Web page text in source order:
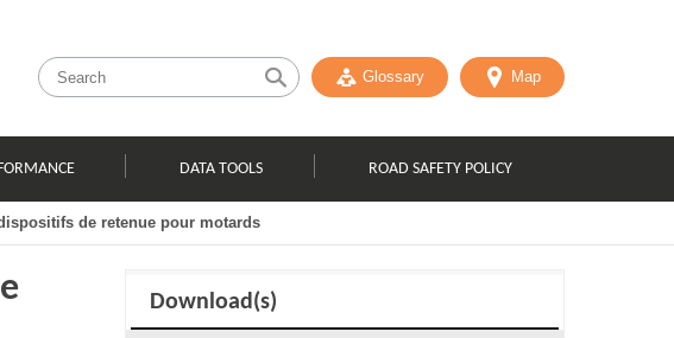
Glossary Map
DATA TOOLS ROAD SAFETY POLICY
de retenue pour motards
Download(s)